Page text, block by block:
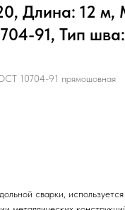
Длина: 12 м,
91, Тип
10704-91 прямошовная
сварки, используется